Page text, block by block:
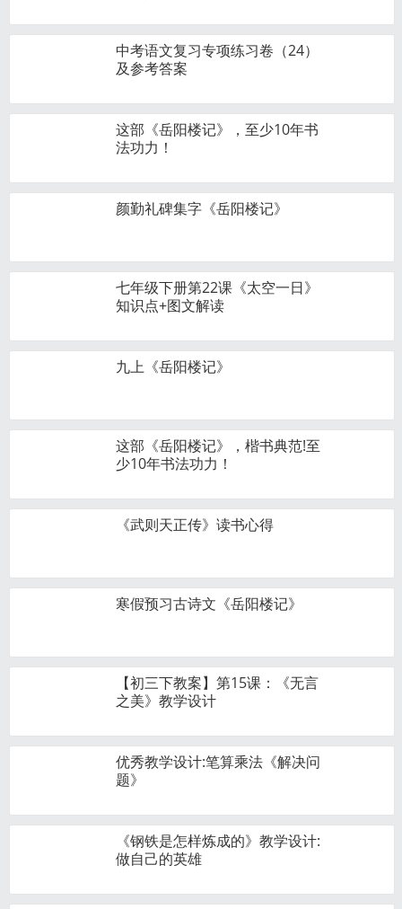
中考语文复习专项练习卷（24）
及参考答案
这部《岳阳楼记》，至少10年书
法功力！
颜勤礼碑集字《岳阳楼记》
七年级下册第22课《太空一日》
知识点+图文解读
九上《岳阳楼记》
这部《岳阳楼记》，楷书典范!至
少10年书法功力！
《武则天正传》读书心得
寒假预习古诗文《岳阳楼记》
【初三下教案】第15课：《无言
之美》教学设计
优秀教学设计:笔算乘法《解决问
题》
《钢铁是怎样炼成的》教学设计:
做自己的英雄